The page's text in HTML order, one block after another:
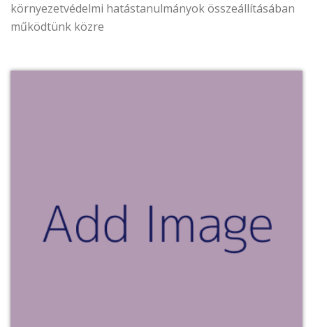
környezetvédelmi hatástanulmányok összeállításában
működtünk közre